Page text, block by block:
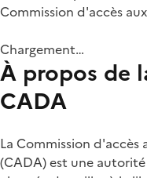
Commission d'accès
Chargement…
À propos de
CADA
La Commission
(CADA) est une